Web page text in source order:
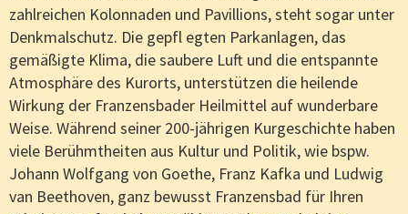
zahlreichen Kolonnaden und Pavillions, steht sogar unter
Denkmalschutz. Die gepfl egten Parkanlagen, das
gemäßigte Klima, die saubere Luft und die entspannte
Atmosphäre des Kurorts, unterstützen die heilende
Wirkung der Franzensbader Heilmittel auf wunderbare
Weise. Während seiner 200-jährigen Kurgeschichte haben
viele Berühmtheiten aus Kultur und Politik, wie bspw.
Johann Wolfgang von Goethe, Franz Kafka und Ludwig
van Beethoven, ganz bewusst Franzensbad für Ihren